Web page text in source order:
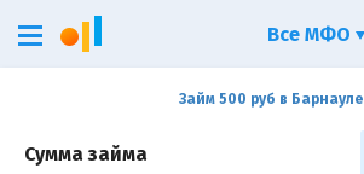
Займ 500 руб в Барнауле
Сумма займа
Все МФО